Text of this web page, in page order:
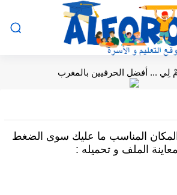
لِي ... أفضل الحرفيين بالمغرب
المناسب ما عليك سوى الضغط
الملف و تحميله :